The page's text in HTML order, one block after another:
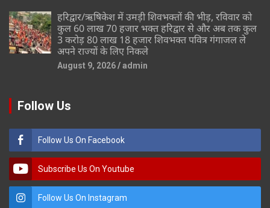
हरिद्वार/ऋषिकेश में उमड़ी शिवभक्तों की भीड़, रविवार को
कुल 60 लाख 70 हजार भक्त हरिद्वार से और अब तक कुल
3 करोड़ 80 लाख 18 हजार शिवभक्त पवित्र गंगाजल ले
अपने राज्यों के लिए निकले
August 9, 2026 admin
Follow Us
Follow Us On Facebook
Subscribe Us On Youtube
Follow Us On Instagram